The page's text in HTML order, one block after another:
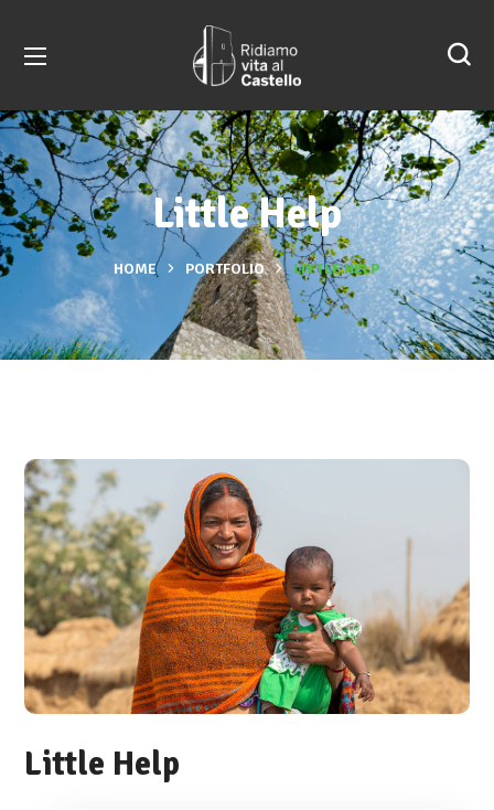
Little Help
HOME PORTFOLIO LITTLE HELP
Little Help